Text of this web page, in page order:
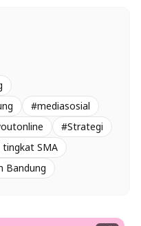
#mediasosial
#Strategi
SMA
Bandung